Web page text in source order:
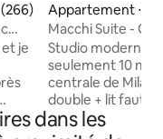
moyenne sur la
je
Appartement ⋅
Macchi Suite -
Studio moderne
seulement 10
centrale de
double + lit
connectée avec
Infinity+, Dazn,
dans les